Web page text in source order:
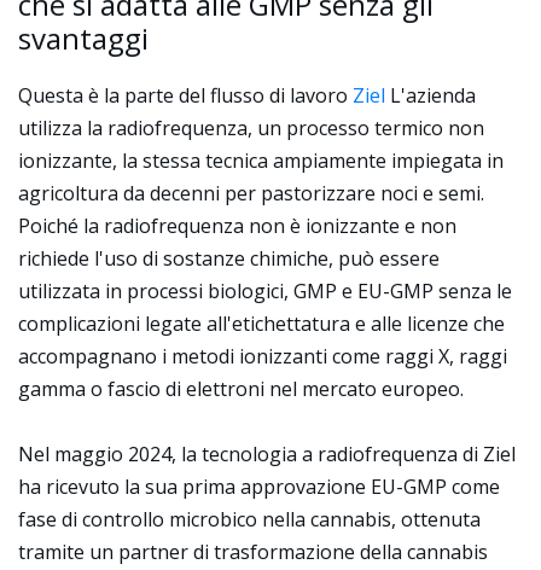
svantaggi
Questa è la parte del flusso di lavoro Ziel L'azienda
utilizza la radiofrequenza, un processo termico non
ionizzante, la stessa tecnica ampiamente impiegata in
agricoltura da decenni per pastorizzare noci e semi.
Poiché la radiofrequenza non è ionizzante e non
richiede l'uso di sostanze chimiche, può essere
utilizzata in processi biologici, GMP e EU-GMP senza le
complicazioni legate all'etichettatura e alle licenze che
accompagnano i metodi ionizzanti come raggi X, raggi
gamma o fascio di elettroni nel mercato europeo.
Nel maggio 2024, la tecnologia a radiofrequenza di Ziel
ha ricevuto la sua prima approvazione EU-GMP come
fase di controllo microbico nella cannabis, ottenuta
tramite un partner di trasformazione della cannabis